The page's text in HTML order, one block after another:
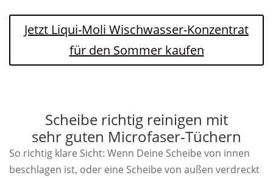
Jetzt Liqui-Moli Wischwasser-Konzentrat
für den Sommer kaufen
Scheibe richtig reinigen mit
sehr guten Microfaser-Tüchern
So richtig klare Sicht: Wenn Deine Scheibe von innen
beschlagen ist, oder eine Scheibe von außen verdreckt